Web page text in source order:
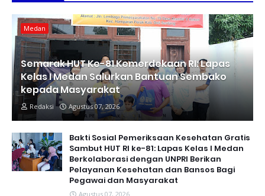
Medan
Semarak HUT Ke-81 Kemerdekaan RI: Lapas
Kelas I Medan Salurkan Bantuan Sembako
kepada Masyarakat
Redaksi Agustus 07, 2026
Bakti Sosial Pemeriksaan Kesehatan Gratis
Sambut HUT RI ke-81: Lapas Kelas I Medan
Berkolaborasi dengan UNPRI Berikan
Pelayanan Kesehatan dan Bansos Bagi
Pegawai dan Masyarakat
Agustus 07, 2026